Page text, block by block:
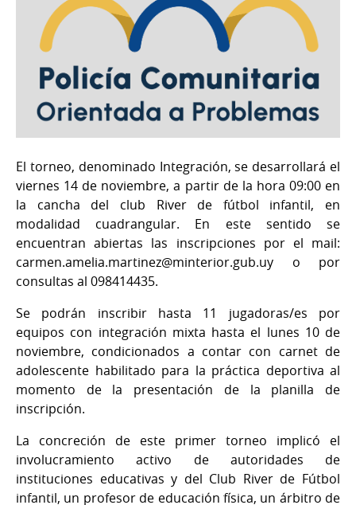
El torneo, denominado Integración, se desarrollará el
viernes 14 de noviembre, a partir de la hora 09:00 en
la cancha del club River de fútbol infantil, en
modalidad cuadrangular. En este sentido se
encuentran abiertas las inscripciones por el mail:
carmen.amelia.martinez@minterior.gub.uy o por
consultas al 098414435.
Se podrán inscribir hasta 11 jugadoras/es por
equipos con integración mixta hasta el lunes 10 de
noviembre, condicionados a contar con carnet de
adolescente habilitado para la práctica deportiva al
momento de la presentación de la planilla de
inscripción.
La concreción de este primer torneo implicó el
involucramiento activo de autoridades de
instituciones educativas y del Club River de Fútbol
infantil, un profesor de educación física, un árbitro de